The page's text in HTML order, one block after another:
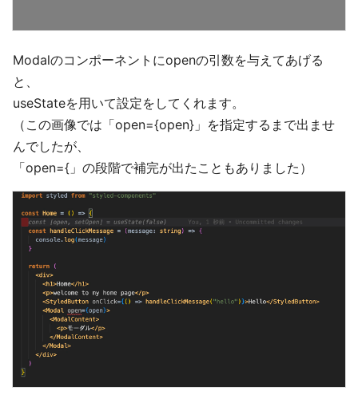
Modalのコンポーネントにopenの引数を与えてあげる
と、
useStateを用いて設定をしてくれます。
（この画像では「open={open}」を指定するまで出ませ
んでしたが、
「open={」の段階で補完が出たこともありました）